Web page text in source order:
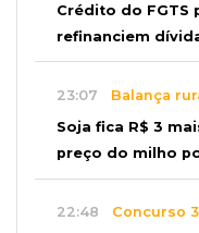
Crédito do FGTS
refinanciem
23:07 Balança
Soja fica R$ 3
preço do milho
22:48 Concurso